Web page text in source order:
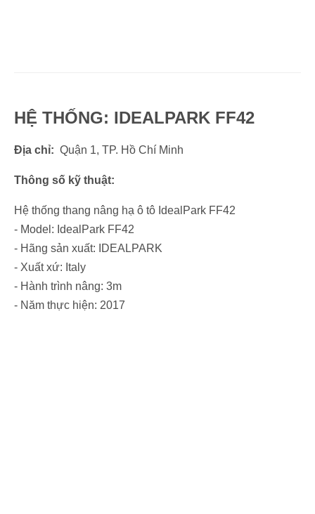
HỆ THỐNG: IDEALPARK FF42
Địa chỉ: Quận 1, TP. Hồ Chí Minh
Thông số kỹ thuật:
Hệ thống thang nâng hạ ô tô IdealPark FF42
- Model: IdealPark FF42
- Hãng sản xuất: IDEALPARK
- Xuất xứ: Italy
- Hành trình nâng: 3m
- Năm thực hiện: 2017